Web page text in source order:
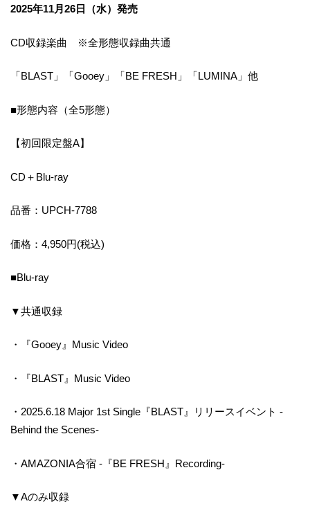
2025年11月26日（水）発売
CD収録楽曲 ※全形態収録曲共通
「BLAST」「Gooey」「BE FRESH」「LUMINA」他
■形態内容（全5形態）
【初回限定盤A】
CD＋Blu-ray
品番：UPCH-7788
価格：4,950円(税込)
■Blu-ray
▼共通収録
・『Gooey』Music Video
・『BLAST』Music Video
・2025.6.18 Major 1st Single『BLAST』リリースイベント -
Behind the Scenes-
・AMAZONIA合宿 -『BE FRESH』Recording-
▼Aのみ収録